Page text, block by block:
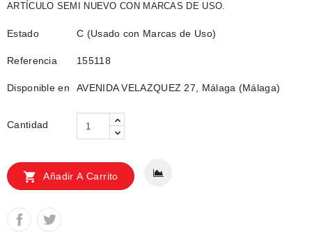
ARTÍCULO SEMI NUEVO CON MARCAS DE USO.
Estado C (Usado con Marcas de Uso)
Referencia 155118
Disponible en AVENIDA VELAZQUEZ 27, Málaga (Málaga)
Cantidad
 Añadir A Carrito